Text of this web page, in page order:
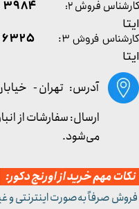
کارشناس فروش ۳: ۶۳۲۵ ۰۲۱ ۰۹۳۶
ایتا
آدرس: تهران -
مهم خرید از اورنج دکور:
صرفاً به‌صورت اینترنتی
کارشناس فروش ۲:
۳۹۸۴ ۰۲۱ ۰۹۳۶
ایتا
ارسال: سفارشات از
می‌شود.